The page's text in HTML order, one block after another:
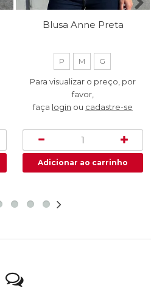
Blusa Anne Preta
P M G
Para visualizar o preço, por
favor,
faça login ou cadastre-se